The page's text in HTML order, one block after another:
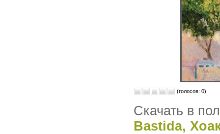
(голосов: 0)
Скачать в
Bastida,